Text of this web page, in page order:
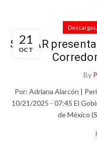
21
OCT
Descargas,
SEMAR
By
Por: Adriana Alarcón |
10/21/2025 - 07:45 El
de México